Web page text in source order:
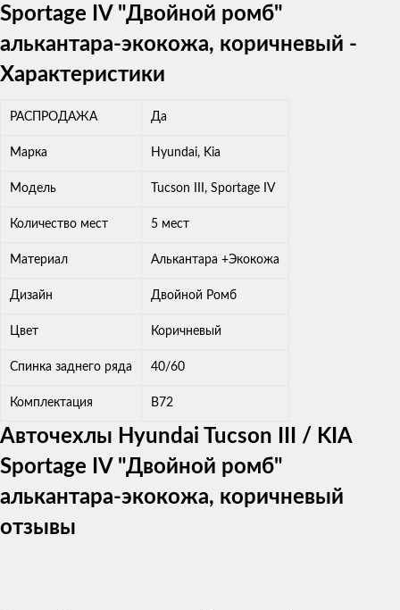
Sportage IV "Двойной ромб"
алькантара-экокожа, коричневый -
Характеристики
РАСПРОДАЖА Да
Марка Hyundai, Kia
Модель Tucson III, Sportage IV
Количество мест 5 мест
Материал Алькантара +Экокожа
Дизайн Двойной Ромб
Цвет Коричневый
Спинка заднего ряда 40/60
Комплектация В72
Авточехлы Hyundai Tucson III / KIA
Sportage IV "Двойной ромб"
алькантара-экокожа, коричневый
отзывы